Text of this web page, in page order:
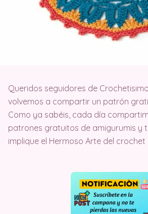
Queridos seguidores de Crochetisimo
volvemos a compartir un patrón
Como ya sabéis, cada día
patrones gratuitos de amigurumis y
implique el Hermoso Arte del crochet